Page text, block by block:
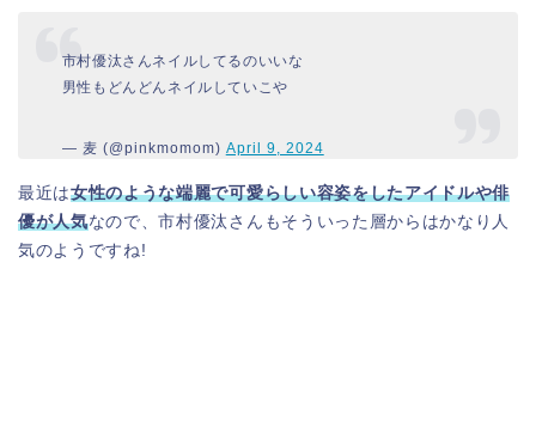
市村優汰さんネイルしてるのいいな
男性もどんどんネイルしていこや
— 麦 (@pinkmomom) April 9, 2024
最近は女性のような端麗で可愛らしい容姿をしたアイドルや俳
優が人気なので、市村優汰さんもそういった層からはかなり人
気のようですね!